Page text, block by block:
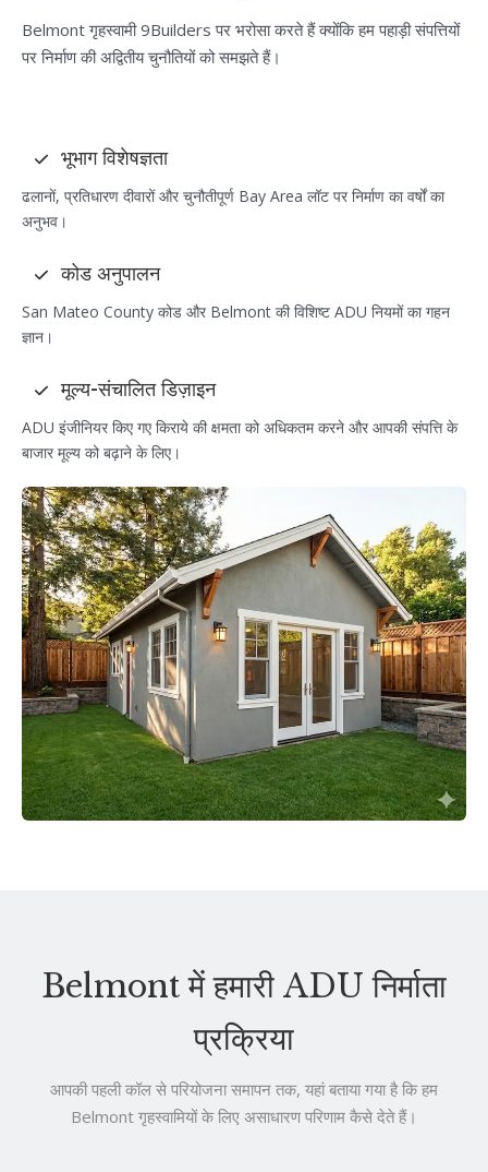
Belmont गृहस्वामी 9Builders पर भरोसा करते हैं क्योंकि हम पहाड़ी संपत्तियों
पर निर्माण की अद्वितीय चुनौतियों को समझते हैं।
भूभाग विशेषज्ञता
ढलानों, प्रतिधारण दीवारों और चुनौतीपूर्ण Bay Area लॉट पर निर्माण का वर्षों का
अनुभव।
कोड अनुपालन
San Mateo County कोड और Belmont की विशिष्ट ADU नियमों का गहन
ज्ञान।
मूल्य-संचालित डिज़ाइन
ADU इंजीनियर किए गए किराये की क्षमता को अधिकतम करने और आपकी संपत्ति के
बाजार मूल्य को बढ़ाने के लिए।
Belmont में हमारी ADU निर्माता
प्रक्रिया
आपकी पहली कॉल से परियोजना समापन तक, यहां बताया गया है कि हम
Belmont गृहस्वामियों के लिए असाधारण परिणाम कैसे देते हैं।